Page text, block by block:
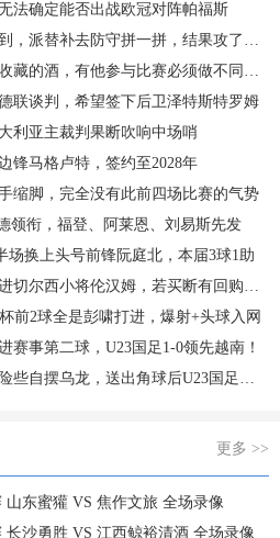
法确定能否出战欧冠对阵帕福斯
派替补去防守拼一拼，结果攻了半场
的酒，有他参与比赛必须做不同准备
联谈判，希望签下后卫泽特斯特罗姆
利亚主裁判果断吹响中场哨
锋马格卢特，签约至2028年
缩脚，完全没有此前四场比赛的气势
领衔，福登、阿莱恩、刘易斯先发
场换上头号前锋阮庭北，本届3球1助
尔西小将伦汉姆，若买断有回购条款
前2球全是彭啸打进，爆射+头球入网
赛事第二球，U23国足1-0领先越南！
自摆乌龙，送出角球后U23国足破门
更多 >>
山东蜜獾 VS 焦作文旅 全场录像
长沙勇胜 VS 江西鲸裕清酒 全场录像